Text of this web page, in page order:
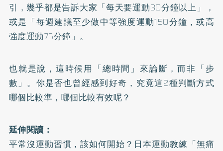
引，幾乎都是告訴大家「每天要運動30分鐘以上」，
或是「每週建議至少做中等強度運動150分鐘，或高
強度運動75分鐘」。
也就是說，這時候用「總時間」來論斷，而非「步
數」。你是否也曾經感到好奇，究竟這2種判斷方式
哪個比較準，哪個比較有效呢？
延伸閱讀：
平常沒運動習慣，該如何開始？日本運動教練「無痛